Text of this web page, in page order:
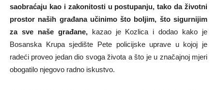
saobraćaju kao i zakonitosti u postupanju, tako da životni
prostor naših građana učinimo što boljim, što sigurnijim
za sve naše građane, kazao je Kozlica i dodao kako je
Bosanska Krupa sjedište Pete policijske uprave u kojoj je
radeći proveo jedan dio svoga života a što je u značajnoj mjeri
obogatilo njegovo radno iskustvo.